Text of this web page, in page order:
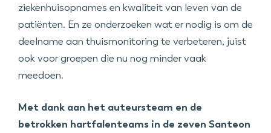
ziekenhuisopnames en kwaliteit van leven van de
patiënten. En ze onderzoeken wat er nodig is om de
deelname aan thuismonitoring te verbeteren, juist
ook voor groepen die nu nog minder vaak
meedoen.
Met dank aan het auteursteam en de
betrokken hartfalenteams in de zeven Santeon